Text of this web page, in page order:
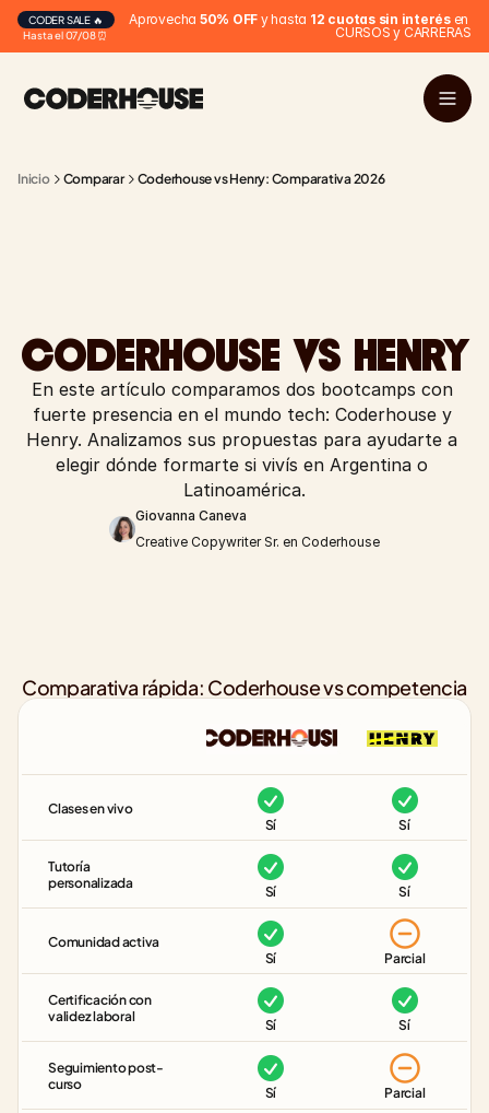
Hasta el 07/08 ⏰
CODER SALE 🔥 Aprovecha 50% OFF y hasta 12 cuotas sin interés en
CURSOS y CARRERAS
Inicio Comparar Coderhouse vs Henry: Comparativa 2026
CODERHOUSE VS HENRY
En este artículo comparamos dos bootcamps con
fuerte presencia en el mundo tech: Coderhouse y
Henry. Analizamos sus propuestas para ayudarte a
elegir dónde formarte si vivís en Argentina o
Latinoamérica.
Giovanna Caneva
Creative Copywriter Sr. en Coderhouse
Comparativa rápida: Coderhouse vs competencia
Clases en vivo
Sí
Sí
Tutoría
personalizada
Sí Sí
Comunidad activa
Sí
Parcial
Certificación con
validez laboral
Sí Sí
Seguimiento post-
curso
Sí Parcial